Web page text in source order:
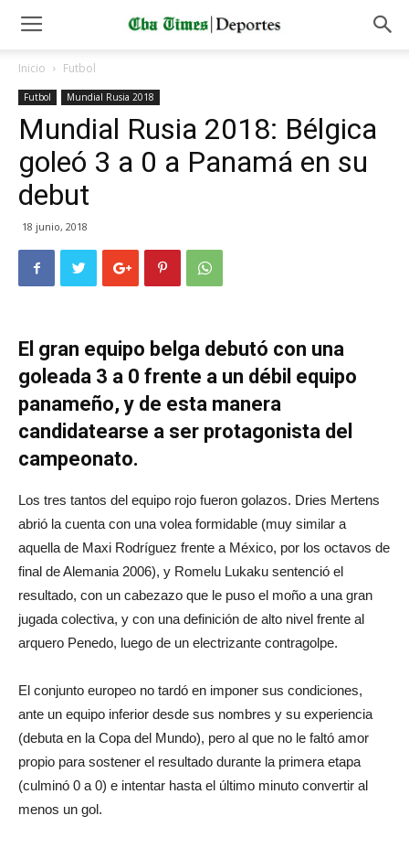
Inicio Futbol
Futbol Mundial Rusia 2018
Mundial Rusia 2018: Bélgica
goleó 3 a 0 a Panamá en su
debut
18 junio, 2018
El gran equipo belga debutó con una
goleada 3 a 0 frente a un débil equipo
panameño, y de esta manera
candidatearse a ser protagonista del
campeonato.
Los tres tantos del equipo rojo fueron golazos. Dries Mertens
abrió la cuenta con una volea formidable (muy similar a
aquella de Maxi Rodríguez frente a México, por los octavos de
final de Alemania 2006), y Romelu Lukaku sentenció el
resultado, con un cabezazo que le puso el moño a una gran
jugada colectiva, y con una definición de alto nivel frente al
arquero Penedo, luego de un electrizante contragolpe.
El conjunto europeo no tardó en imponer sus condiciones,
ante un equipo inferior desde sus nombres y su experiencia
(debuta en la Copa del Mundo), pero al que no le faltó amor
propio para sostener el resultado durante la primera etapa
(culminó 0 a 0) e intentar hasta el último minuto convertir al
menos un gol.